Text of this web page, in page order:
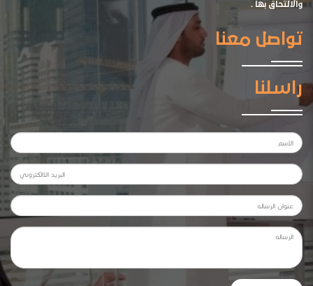
والالتحاق بها .
تواصل معنا
راسلنا